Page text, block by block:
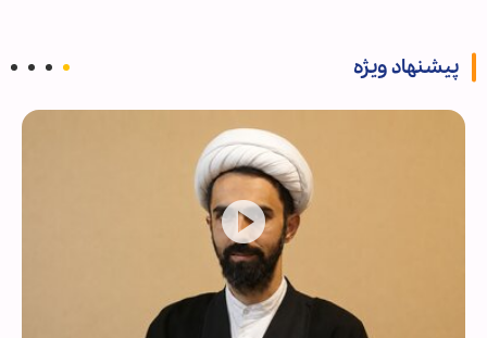
پیشنهاد ویژه